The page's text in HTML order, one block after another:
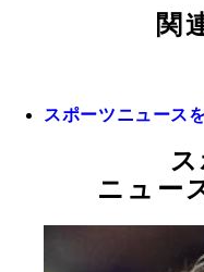
関
スポーツニュース
ニュー